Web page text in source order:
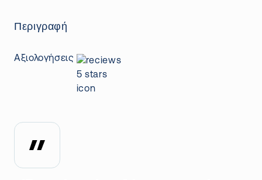
Περιγραφή
Αξιολογήσεις